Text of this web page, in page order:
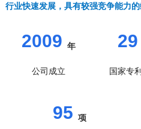
行业快速发展，具有较强竞争能力的
2009 年
公司成立
29
国家专
95 项